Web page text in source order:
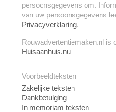
persoonsgegevens om.
van uw persoonsgegevens
Privacyverklaring.
Rouwadvertentiemaken.nl is
Huisaanhuis.nu
Voorbeeldteksten
Zakelijke teksten
Dankbetuiging
In memoriam teksten